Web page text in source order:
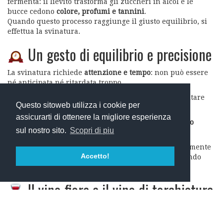
Questo sitoweb utilizza i cookie per
assicurarti di ottenere la migliore esperienza
sul nostro sito. Scopri di piu
Accetto!
fermenta: il lievito trasforma gli zuccheri in alcol e le
bucce cedono colore, profumi e tannini.
Quando questo processo raggiunge il giusto equilibrio, si
effettua la svinatura.
Un gesto di equilibrio e precisione
La svinatura richiede attenzione e tempo: non può essere
né anticipata né ritardata troppo.
Se si svina troppo presto, il vino potrebbe risultare
leggeroe privo di struttura.
Se si attende troppo, rischia di diventare troppo
tannicoe severo.
Per questo, a Montemaggio, controlliamo quotidianamente
temperatura, aromi e evoluzione del mosto — lasciando
che siail vino a parlaree a dirci quando è pronto.
Il vino fiore e il vino di torchiatura